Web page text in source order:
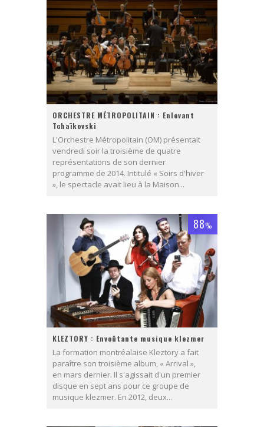
ORCHESTRE MÉTROPOLITAIN : Enlevant
Tchaïkovski
L'Orchestre Métropolitain (OM) présentait
vendredi soir la troisième de quatre
représentations de son dernier
programme de 2014. Intitulé « Soirs d'hiver
», le spectacle avait lieu à la Maison...
88%
KLEZTORY : Envoûtante musique klezmer
La formation montréalaise Kleztory a fait
paraître son troisième album, « Arrival »,
en mars dernier. Il s'agissait d'un premier
disque en sept ans pour ce groupe de
musique klezmer. En 2012, deux...